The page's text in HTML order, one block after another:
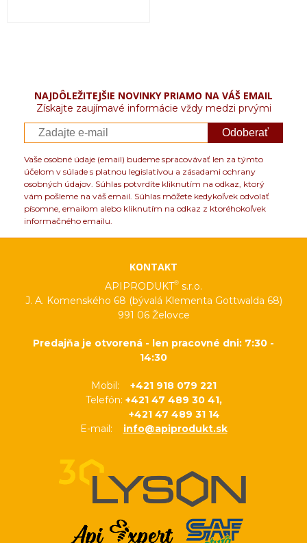
NAJDÔLEŽITEJŠIE NOVINKY PRIAMO NA VÁŠ EMAIL
Získajte zaujímavé informácie vždy medzi prvými
Odoberať
Vaše osobné údaje (email) budeme spracovávať len za týmto
účelom v súlade s platnou legislatívou a zásadami ochrany
osobných údajov. Súhlas potvrdíte kliknutím na odkaz, ktorý
vám pošleme na váš email. Súhlas môžete kedykoľvek odvolať
písomne, emailom alebo kliknutím na odkaz z ktoréhokoľvek
informačného emailu.
KONTAKT
APIPRODUKT® s.r.o.
J. A. Komenského 68 (bývalá Klementa Gottwalda 68)
991 06 Želovce
Predajňa je otvorená - len pracovné dni: 7:30 -
14:30
Mobil: +421 918 079 221
Telefón: +421 47 489 30 41,
+421 47 489 31 14
E-mail: info@apiprodukt.sk